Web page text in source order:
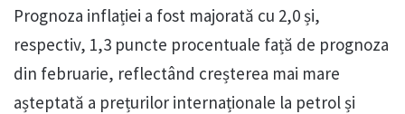
Prognoza inflației a fost majorată cu 2,0 și,
respectiv, 1,3 puncte procentuale față de prognoza
din februarie, reflectând creșterea mai mare
așteptată a prețurilor internaționale la petrol și